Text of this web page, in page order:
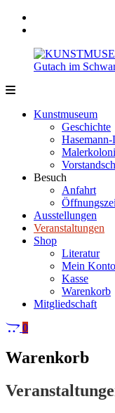
Zum
Inhalt
HASEMANN-
LIEBICH
Schwarzwald
Kunstmuseum
Geschichte
Besuch
Anfahrt
Ausstellungen
Veranstaltungen
Shop
Literatur
Mein Konto
Kasse
Warenkorb
Mitgliedschaft
0
Warenkorb